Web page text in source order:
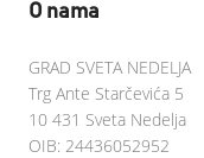
O nama
GRAD SVETA NEDELJA
Trg Ante Starčevića 5
10 431 Sveta Nedelja
OIB: 24436052952